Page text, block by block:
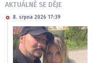
AKTUÁLNĚ SE DĚJE
8. srpna 2026 17:39